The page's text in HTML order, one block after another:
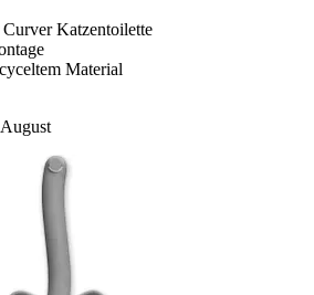
Curver Katzentoilette
Material